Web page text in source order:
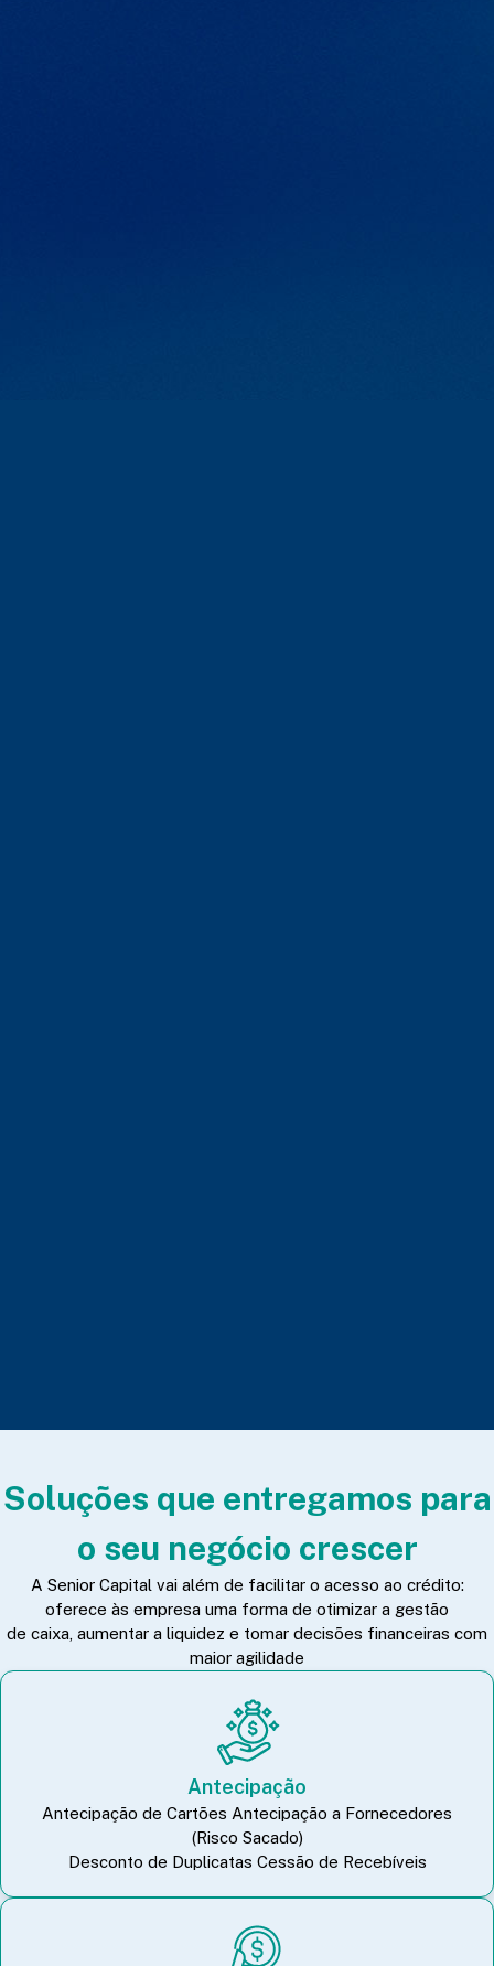
Soluções que entregamos para
o seu negócio crescer
A Senior Capital vai além de facilitar o acesso ao crédito:
oferece às empresa uma forma de otimizar a gestão
de caixa, aumentar a liquidez e tomar decisões financeiras com
maior agilidade
Antecipação
Antecipação de Cartões Antecipação a Fornecedores
(Risco Sacado)
Desconto de Duplicatas Cessão de Recebíveis